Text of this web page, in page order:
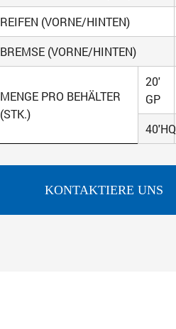
REIFEN (VORNE/HINTEN)
BREMSE (VORNE/HINTEN)
MENGE PRO BEHÄLTER
(STK.)
20'
GP
40'HQ
KONTAKTIERE UNS